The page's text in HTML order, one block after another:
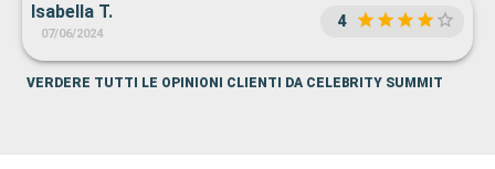
Isabella T.
07/06/2024
4
VERDERE TUTTI LE OPINIONI CLIENTI DA CELEBRITY SUMMIT